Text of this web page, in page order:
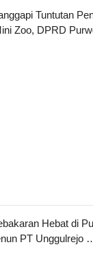
Tuntutan
Zoo, DPRD
Hebat di
PT Unggulrejo